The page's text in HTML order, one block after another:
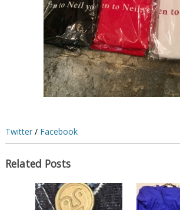
Twitter/ Facebook
Related Posts